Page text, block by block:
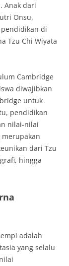
Anak dari
Onsu,
di
Tzu Chi Wiyata
Cambridge
diwajibkan
untuk
pendidikan
nilai-nilai
dari Tzu
hingga
adalah
yang selalu